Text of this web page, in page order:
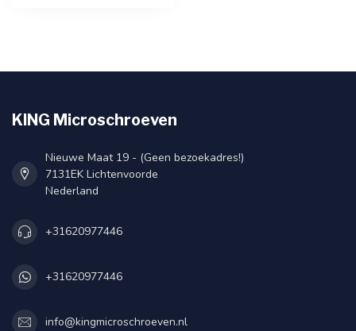
KING Microschroeven
Nieuwe Maat 19 - (Geen bezoekadres!)
7131EK Lichtenvoorde
Nederland
+31620977446
+31620977446
info@kingmicroschroeven.nl